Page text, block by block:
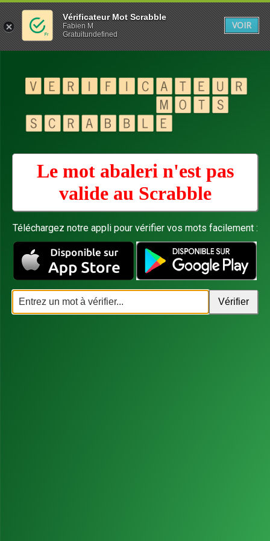
Le mot abaleri n'est pas
valide au Scrabble
Téléchargez notre appli pour vérifier vos mots facilement :
Vérificateur Mot Scrabble
Fabien M
Gratuitundefined
VOIR